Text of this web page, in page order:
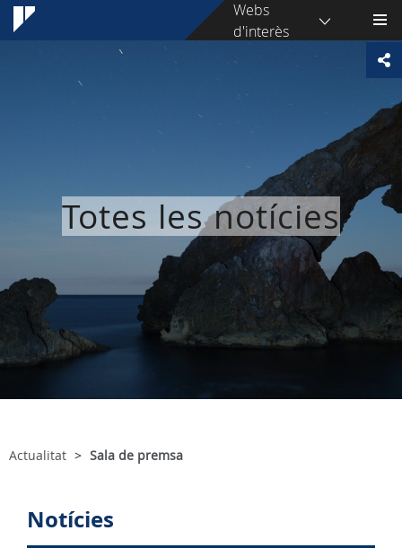
Webs
d'interès
Totes les notícies
Actualitat Sala de premsa
Notícies